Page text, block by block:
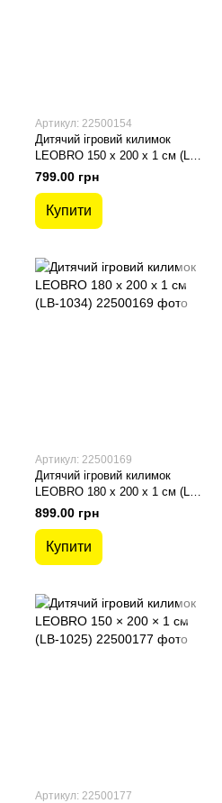
Артикул: 22500154
Дитячий ігровий килимок
LEOBRO 150 x 200 x 1 см (LB-
1024)
799.00 грн
Купити
Артикул: 22500169
Дитячий ігровий килимок
LEOBRO 180 x 200 x 1 см (LB-
1034)
899.00 грн
Купити
Артикул: 22500177